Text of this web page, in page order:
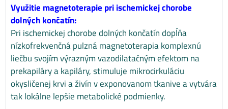
Využitie magnetoterapie pri ischemickej chorobe
dolných končatín:
Pri ischemickej chorobe dolných končatín dopĺňa
nízkofrekvenčná pulzná magnetoterapia komplexnú
liečbu svojím výrazným vazodilatačným efektom na
prekapiláry a kapiláry, stimuluje mikrocirkuláciu
okysličenej krvi a živín v exponovanom tkanive a vytvára
tak lokálne lepšie metabolické podmienky.